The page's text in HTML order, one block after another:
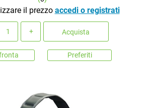
il prezzo accedi o registrati
Acquista
Preferiti